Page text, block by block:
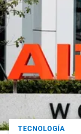
TECNOLOGÍA